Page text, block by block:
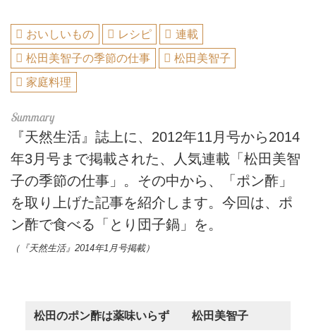
おいしいもの レシピ
連載
松田美智子の季節の仕事
松田美智子
家庭料理
『天然生活』誌上に、2012年11月号から2014
年3月号まで掲載された、人気連載「松田美智
子の季節の仕事」。その中から、「ポン酢」
を取り上げた記事を紹介します。今回は、ポ
ン酢で食べる「とり団子鍋」を。
（『天然生活』2014年1月号掲載）
松田のポン酢は薬味いらず 松田美智子